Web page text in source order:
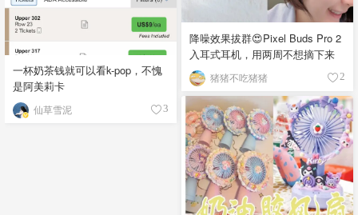
降噪效果拔群😍Pixel Buds Pro 2
入耳式耳机，用两周不想摘下来
猪猪不吃猪猪 2
一杯奶茶钱就可以看k-pop，不愧
是阿美莉卡
仙草雪泥 3